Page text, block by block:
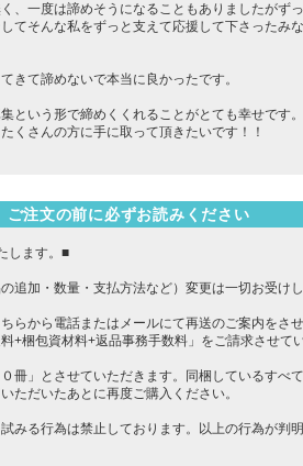
、一度は諦めそうになることもありましたがず
てそんな私をずっと支えて応援して下さったみ
きて諦めないで本当に良かったです。
という形で締めくくれることがとても幸せです。
くさんの方に手に取って頂きたいです！！
ご注文の前に必ずお読みください
します。■
加・数量・支払方法など）変更は一切お受けし
らから電話またはメールにて再送のご案内をさ
+梱包資材料+返品事務手数料」をご請求させて
」とさせていただきます。同梱しているすべ
ただいたあとに再度ご購入ください。
みる行為は禁止しております。以上の行為が判